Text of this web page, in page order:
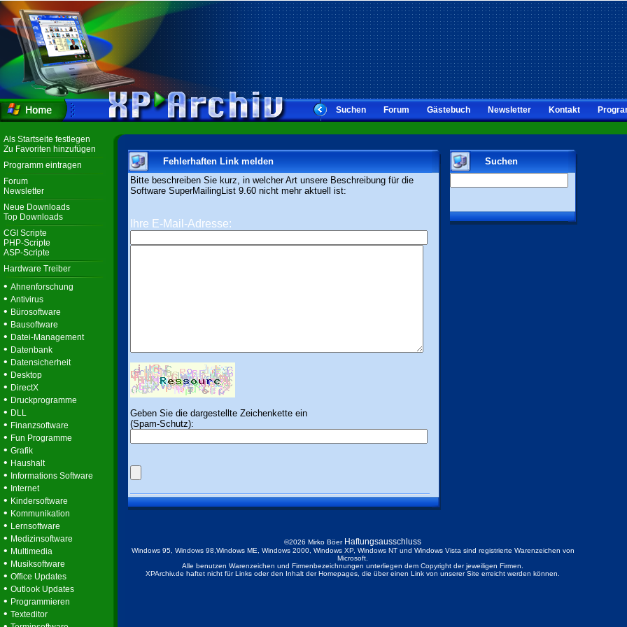
Suchen Forum Gästebuch Newsletter Kontakt
Als Startseite festlegen
Zu Favoriten hinzufügen
Programm eintragen
Forum
Newsletter
Neue Downloads
Top Downloads
CGI Scripte
PHP-Scripte
ASP-Scripte
Hardware Treiber
• Ahnenforschung
• Antivirus
• Bürosoftware
• Bausoftware
• Datei-Management
• Datenbank
• Datensicherheit
• Desktop
• DirectX
• Druckprogramme
• DLL
• Finanzsoftware
• Fun Programme
• Grafik
• Haushalt
• Informations Software
• Internet
• Kindersoftware
• Kommunikation
• Lernsoftware
• Medizinsoftware
• Multimedia
• Musiksoftware
• Office Updates
• Outlook Updates
• Programmieren
• Texteditor
Fehlerhaften Link melden
Bitte beschreiben Sie kurz, in welcher Art unsere Beschreibung für die
Software SuperMailingList 9.60 nicht mehr aktuell ist:
Ihre E-Mail-Adresse:
Geben Sie die dargestellte Zeichenkette ein
(Spam-Schutz):
Suchen
©2026 Mirko Böer Haftungsausschluss
Windows 95, Windows 98,Windows ME, Windows 2000, Windows XP, Windows NT und Windows Vista sind registrierte Warenzeichen von
Microsoft.
Alle benutzen Warenzeichen und Firmenbezeichnungen unterliegen dem Copyright der jeweiligen Firmen.
XPArchiv.de haftet nicht für Links oder den Inhalt der Homepages, die über einen Link von unserer Site erreicht werden können.